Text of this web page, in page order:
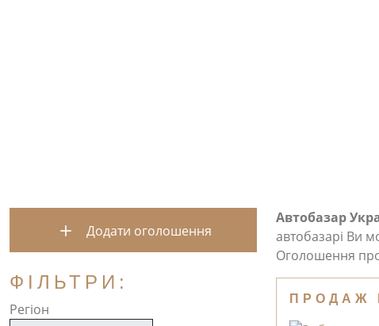
Додати оголошення
ФІЛЬТРИ:
Регіон
Автобазар
автобазарі Ви
Оголошення про
ПРОДАЖ